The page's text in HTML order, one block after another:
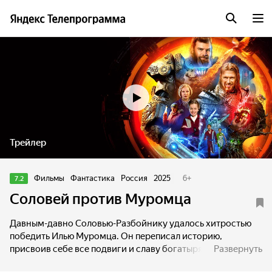
Трейлер
7.2 Фильмы Фантастика Россия 2025 6+
Соловей против Муромца
Давным-давно Соловью-Разбойнику удалось хитростью
победить Илью Муромца. Он переписал историю,
присвоив себе все подвиги и славу богатыря. Благодаря
Развернуть